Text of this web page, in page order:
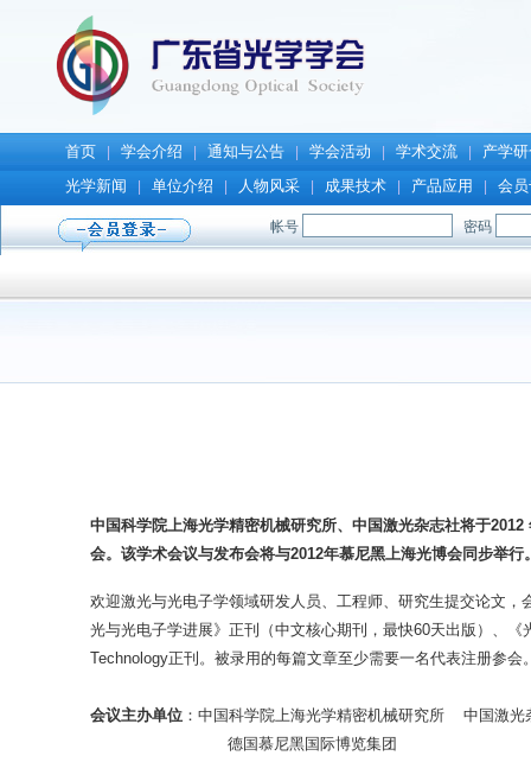
首页 学会介绍 通知与公告 学会活动 学术交流
产学
光学新闻
单位介绍 人物风采 成果技术 产品应用 会
中国科学院上海光学精密机械研究所、中国激光杂志社将于
会。该学术会议与发布会将与2012年慕尼黑上海光博会同步举行
欢迎激光与光电子学领域研发人员、工程师、研究生提交论文
光与光电子学进展》正刊（中文核心期刊，最快60天出版）、
Technology正刊。被录用的每篇文章至少需要一名代表注册参会
会议主办单位 ：中国科学院上海光学精密机械研究所 中国激光
德国慕尼黑国际博览集团